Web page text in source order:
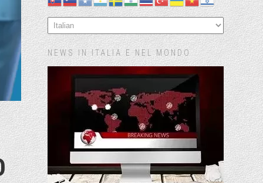
NEWS IN ITALIA E NEL MONDO